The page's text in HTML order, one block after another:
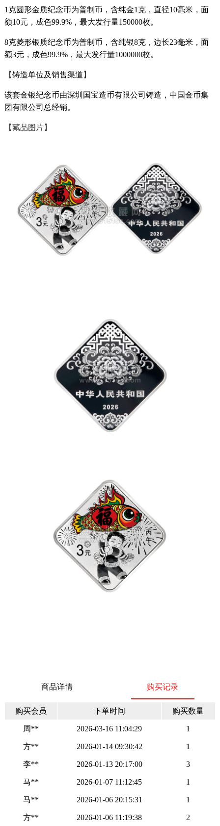
1克圆形金质纪念币为普制币，含纯金1克，直径10毫米，面
额10元，成色99.9%，最大发行量150000枚。
8克菱形银质纪念币为普制币，含纯银8克，边长23毫米，面
额3元，成色99.9%，最大发行量1000000枚。
【铸造单位及销售渠道 】
该套金银纪念币由深圳国宝造币有限公司铸造，中国金币集
团有限公司总经销。
【藏品图片】
商品详情 购买记录
购买会员 下单时间 购买数量
周** 2026-03-16 11:04:29 1
方** 2026-01-14 09:30:42 1
李** 2026-01-13 20:17:00 3
马** 2026-01-07 11:12:45 1
马** 2026-01-06 20:15:31 1
方** 2026-01-06 11:19:38 2